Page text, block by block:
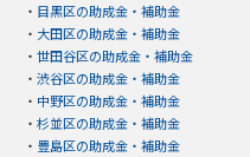
・ 目黒区の助成金・補助金
・ 大田区の助成金・補助金
・ 世田谷区の助成金・補助金
・ 渋谷区の助成金・補助金
・ 中野区の助成金・補助金
・ 杉並区の助成金・補助金
・ 豊島区の助成金・補助金